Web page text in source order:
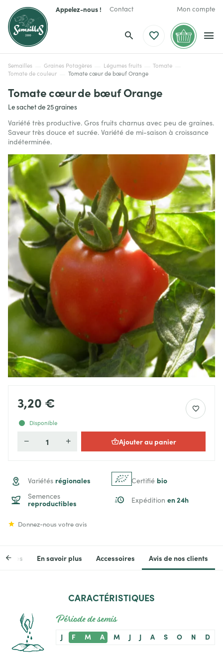
Appelez-nous ! Contact Mon compte
Semailles Graines Potagères Légumes fruits
Tomate
Tomate de couleur
Tomate cœur de bœuf Orange
Tomate cœur de bœuf Orange
Le sachet de 25 graines
Variété très productive. Gros fruits charnus avec peu de graines.
Saveur très douce et sucrée. Variété de mi-saison à croissance
indéterminée.
3,20 €
Disponible
Quantité Ajouter au panier
Variétés régionales Certifié bio
Semences
reproductibles Expédition en 24h
Donnez-nous votre avis
En savoir plus Accessoires Avis de nos clients
CARACTÉRISTIQUES
Période de semis
J F M A M J J A S O N D